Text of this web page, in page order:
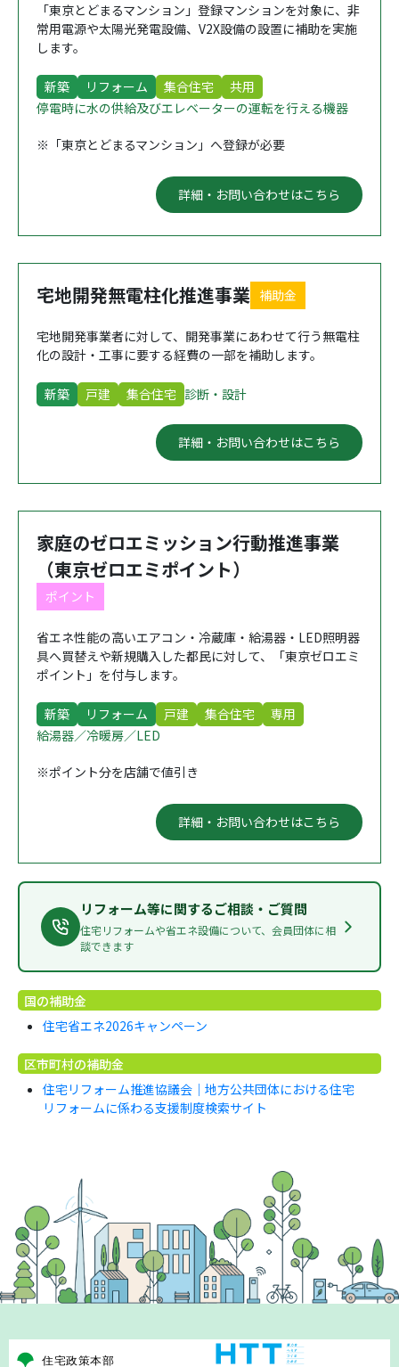
「東京とどまるマンション」登録マンションを対象に、非
常用電源や太陽光発電設備、V2X設備の設置に補助を実施
します。
新築 リフォーム 集合住宅
共用
停電時に水の供給及びエレベーターの運転を行える機器
※「東京とどまるマンション」へ登録が必要
詳細・お問い合わせはこちら
宅地開発無電柱化推進事業 補助金
宅地開発事業者に対して、開発事業にあわせて行う無電柱
化の設計・工事に要する経費の一部を補助します。
新築 戸建 集合住宅 診断・設計
詳細・お問い合わせはこちら
家庭のゼロエミッション行動推進事業
（東京ゼロエミポイント）
ポイント
省エネ性能の高いエアコン・冷蔵庫・給湯器・LED照明器
具へ買替えや新規購入した都民に対して、「東京ゼロエミ
ポイント」を付与します。
新築 リフォーム 戸建 集合住宅
専用
給湯器／冷暖房／LED
※ポイント分を店舗で値引き
詳細・お問い合わせはこちら
リフォーム等に関するご相談・ご質問
住宅リフォームや省エネ設備について、会員団体に相
談できます
国の補助金
住宅省エネ2026キャンペーン
区市町村の補助金
住宅リフォーム推進協議会｜地方公共団体における住宅
リフォームに係わる支援制度検索サイト